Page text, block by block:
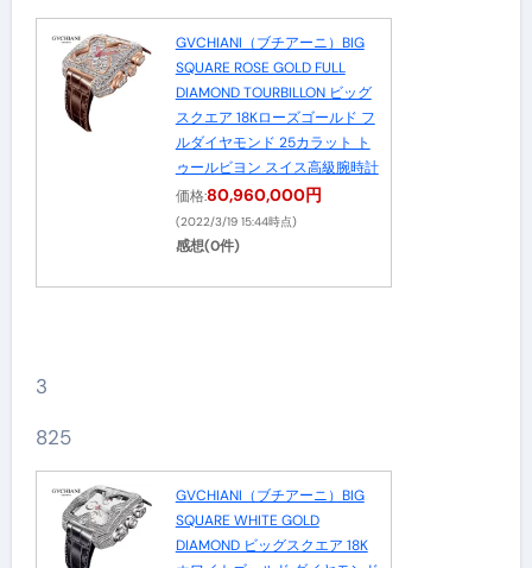
GVCHIANI（ブチアーニ）BIG
SQUARE ROSE GOLD FULL
DIAMOND TOURBILLON ビッグ
スクエア 18Kローズゴールド フ
ルダイヤモンド 25カラット ト
ゥールビヨン スイス高級腕時計
価格:80,960,000円
(2022/3/19 15:44時点)
感想(0件)
3
825
GVCHIANI（ブチアーニ）BIG
SQUARE WHITE GOLD
DIAMOND ビッグスクエア 18K